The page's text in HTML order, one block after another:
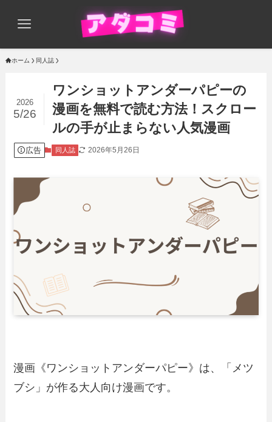
ホーム 同人誌
ワンショットアンダーパピーの
漫画を無料で読む方法！スクロー
ルの手が止まらない人気漫画
2026
5/26
広告 同人誌 2026年5月26日
漫画《ワンショットアンダーパピー》は、「メツ
ブシ」が作る大人向け漫画です。